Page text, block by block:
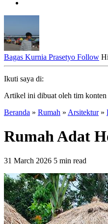
Bagas Kurnia Prasetyo Follow
Ikuti saya di:
Artikel ini dibuat oleh tim konten
Beranda » Rumah » Arsitektur»
Rumah Adat
31 March 2026 5 min read